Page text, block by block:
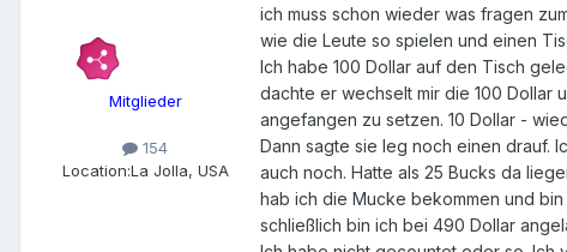
Mitglieder
154
Location:La Jolla, USA
ich muss schon wieder was fragen
wie die Leute so spielen und einen
Ich habe 100 Dollar auf den Tisch
dachte er wechselt mir die 100 Dollar
angefangen zu setzen. 10 Dollar -
Dann sagte sie leg noch einen drauf.
auch noch. Hatte als 25 Bucks da
hab ich die Mucke bekommen und
schließlich bin ich bei 490 Dollar